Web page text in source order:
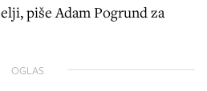
piše Adam Pogrund za
OGLAS